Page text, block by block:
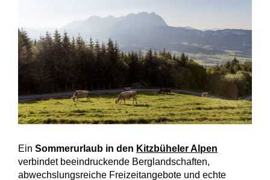
Ein Sommerurlaub in den Kitzbüheler Alpen
verbindet beeindruckende Berglandschaften,
abwechslungsreiche Freizeitangebote und echte